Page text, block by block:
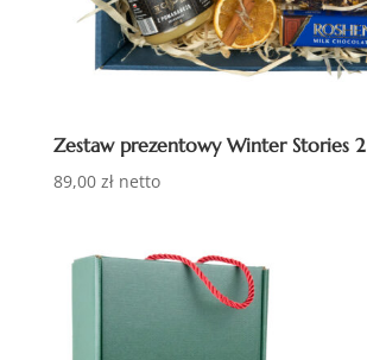
Zestaw prezentowy Winter Stories 2
89,00 zł netto